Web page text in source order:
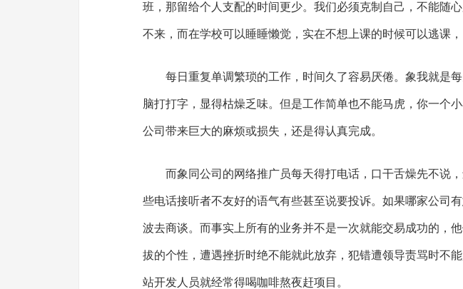
班，那留给个人支配的时间更少。我们必须克制自己，不能随
不来，而在学校可以睡睡懒觉，实在不想上课的时候可以逃课，
每日重复单调繁琐的工作，时间久了容易厌倦。象我就是
脑打打字，显得枯燥乏味。但是工作简单也不能马虎，你一个
公司带来巨大的麻烦或损失，还是得认真完成。
而象同公司的网络推广员每天得打电话，口干舌燥先不说
些电话接听者不友好的语气有些甚至说要投诉。如果哪家公司
波去商谈。而事实上所有的业务并不是一次就能交易成功的，
拔的个性，遭遇挫折时绝不能就此放弃，犯错遭领导责骂时不
站开发人员就经常得喝咖啡熬夜赶项目。